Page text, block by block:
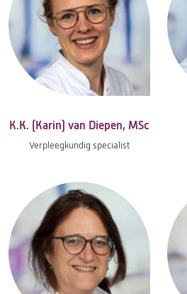
K.K. (Karin) van Diepen, MSc
Verpleegkundig specialist